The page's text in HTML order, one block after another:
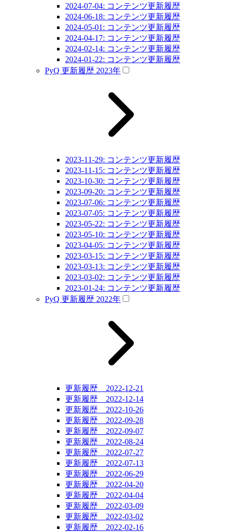
2024-07-04: コンテンツ更新履歴
2024-06-18: コンテンツ更新履歴
2024-05-01: コンテンツ更新履歴
2024-04-17: コンテンツ更新履歴
2024-02-14: コンテンツ更新履歴
2024-01-22: コンテンツ更新履歴
PyQ 更新履歴 2023年
2023-11-29: コンテンツ更新履歴
2023-11-15: コンテンツ更新履歴
2023-10-30: コンテンツ更新履歴
2023-09-20: コンテンツ更新履歴
2023-07-06: コンテンツ更新履歴
2023-07-05: コンテンツ更新履歴
2023-05-22: コンテンツ更新履歴
2023-05-10: コンテンツ更新履歴
2023-04-05: コンテンツ更新履歴
2023-03-15: コンテンツ更新履歴
2023-03-13: コンテンツ更新履歴
2023-03-02: コンテンツ更新履歴
2023-01-24: コンテンツ更新履歴
PyQ 更新履歴 2022年
更新履歴 2022-12-21
更新履歴 2022-12-14
更新履歴 2022-10-26
更新履歴 2022-09-28
更新履歴 2022-09-07
更新履歴 2022-08-24
更新履歴 2022-07-27
更新履歴 2022-07-13
更新履歴 2022-06-29
更新履歴 2022-04-20
更新履歴 2022-04-04
更新履歴 2022-03-09
更新履歴 2022-03-02
更新履歴 2022-02-16